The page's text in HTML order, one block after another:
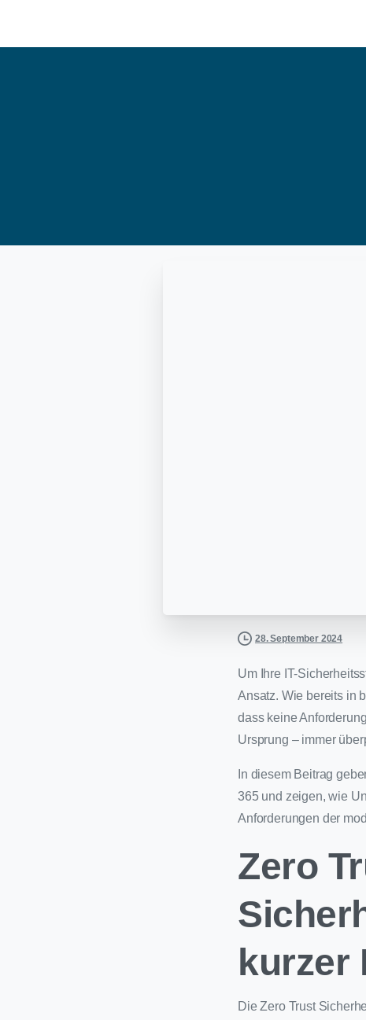
28. September 2024
Um Ihre IT-
Ansatz. Wie bereits in
dass keine
Ursprung – immer
In diesem Beitrag
365 und zeigen, wie
Anforderungen der
Zero
kurzer
Die Zero Trust